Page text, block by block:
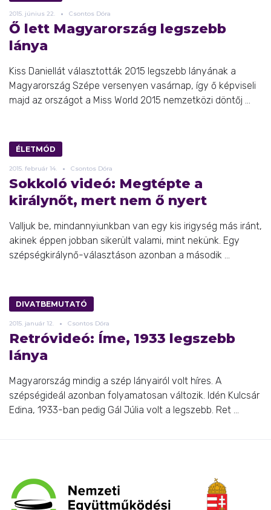
2015. június 22. Csontos Dóra
Ő lett Magyarország legszebb
lánya
Kiss Daniellát választották 2015 legszebb lányának a
Magyarország Szépe versenyen vasárnap, így ő képviseli
majd az országot a Miss World 2015 nemzetközi döntőj ...
ÉLETMÓD
2015. február 14. Csontos Dóra
Sokkoló videó: Megtépte a
királynőt, mert nem ő nyert
Valljuk be, mindannyiunkban van egy kis irigység más iránt,
akinek éppen jobban sikerült valami, mint nekünk. Egy
szépségkirálynő-választáson azonban a második ...
DIVATBEMUTATÓ
2015. január 12. Csontos Dóra
Retróvideó: Íme, 1933 legszebb
lánya
Magyarország mindig a szép lányairól volt híres. A
szépségideál azonban folyamatosan változik. Idén Kulcsár
Edina, 1933-ban pedig Gál Júlia volt a legszebb. Ret ...